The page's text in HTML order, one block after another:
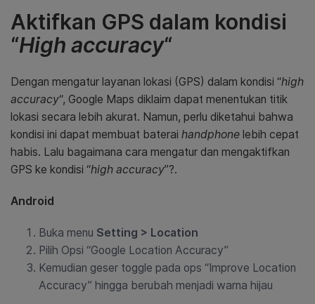
Aktifkan GPS dalam kondisi
“High accuracy“
Dengan mengatur layanan lokasi (GPS) dalam kondisi “high
accuracy“, Google Maps diklaim dapat menentukan titik
lokasi secara lebih akurat. Namun, perlu diketahui bahwa
kondisi ini dapat membuat baterai handphone lebih cepat
habis. Lalu bagaimana cara mengatur dan mengaktifkan
GPS ke kondisi “high accuracy”?.
Android
Buka menu Setting > Location
Pilih Opsi “Google Location Accuracy”
Kemudian geser toggle pada ops “Improve Location
Accuracy” hingga berubah menjadi warna hijau